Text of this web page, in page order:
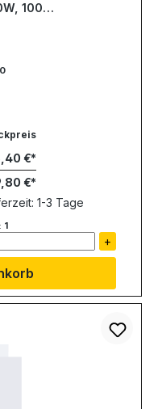
€
€
1-3 Tage
1
+